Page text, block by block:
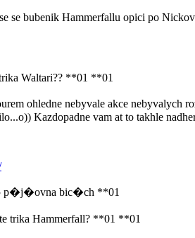
se bubenik Hammerfallu opici po
Waltari?? **01 **01
ohledne nebyvale akce nebyvalych
Kazdopadne vam at to takhle
p�j�ovna bic�ch **01
trika Hammerfall? **01 **01